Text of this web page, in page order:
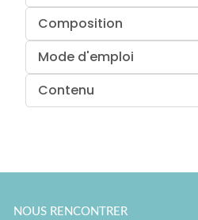
Composition
Mode d'emploi
Contenu
NOUS RENCONTRER